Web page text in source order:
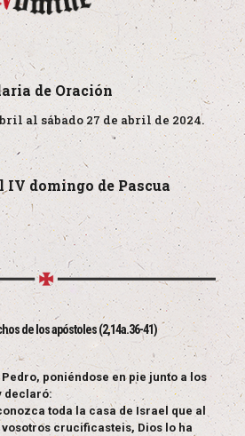
de Oración
al sábado 27 de abril de 2024.
IV domingo de Pascua
de los apóstoles (2,14a.36-41)
Pedro, poniéndose en pie junto a los
declaró:
toda la casa de Israel que al
crucificasteis, Dios lo ha